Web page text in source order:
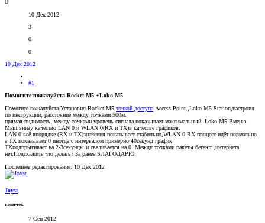
10 Дек 2012
3
0
0
10 Дек 2012
#1
Помогите пожалуйста Rocket M5 +Loko M5
Помогите пожалуйста.Установил Rocket M5 точкой доступа Access Point.,Loko M5 Station,настроил
по инструкции, расстояние между точками 500м.
прямая видимость, между точками уровень сигнала показывает максимальный. Loko M5 Вменю
Main.внизу качество LAN 0 и WLAN 0(RX и TX)в качестве графиков.
LAN 0 всё впорядке (RX и TX)значения показывает стабильно,WLAN 0 RX процесс идёт нормально
а TX показывает 0 иногда с интервалом примерно 40секунд график
TXподпрыгивает на 2-3секунды и сваливается на 0. Между точками пакеты бегают ,интернета
нет.Подскажите что делать? За ранее БЛАГОДАРЮ.
Последнее редактирование: 10 Дек 2012
Joyst
новичок
7 Сен 2012